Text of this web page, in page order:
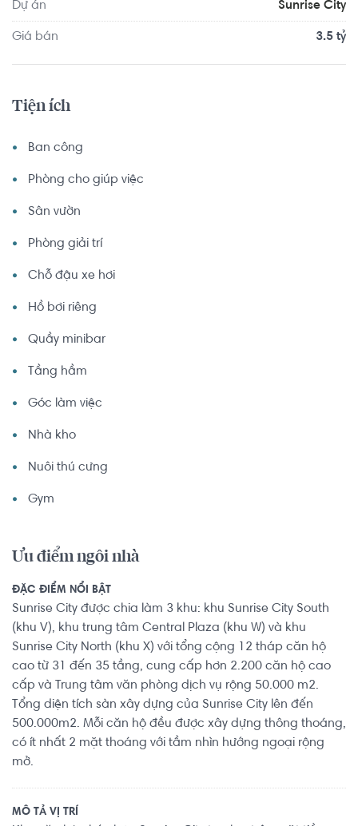
Dự án Sunrise City
Giá bán 3.5 tỷ
Tiện ích
Ban công
Phòng cho giúp việc
Sân vườn
Phòng giải trí
Chỗ đậu xe hơi
Hồ bơi riêng
Quầy minibar
Tầng hầm
Góc làm việc
Nhà kho
Nuôi thú cưng
Gym
Ưu điểm ngôi nhà
ĐẶC ĐIỂM NỔI BẬT
Sunrise City được chia làm 3 khu: khu Sunrise City South
(khu V), khu trung tâm Central Plaza (khu W) và khu
Sunrise City North (khu X) với tổng cộng 12 tháp căn hộ
cao từ 31 đến 35 tầng, cung cấp hơn 2.200 căn hộ cao
cấp và Trung tâm văn phòng dịch vụ rộng 50.000 m2.
Tổng diện tích sàn xây dựng của Sunrise City lên đến
500.000m2. Mỗi căn hộ đều được xây dựng thông thoáng,
có ít nhất 2 mặt thoáng với tầm nhìn hướng ngoại rộng
mở.
MÔ TẢ VỊ TRÍ